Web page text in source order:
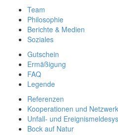
Team
Philosophie
Berichte & Medien
Soziales
Gutschein
Ermäßigung
FAQ
Legende
Referenzen
Kooperationen und Netzwerk
Unfall- und
Bock auf Natur